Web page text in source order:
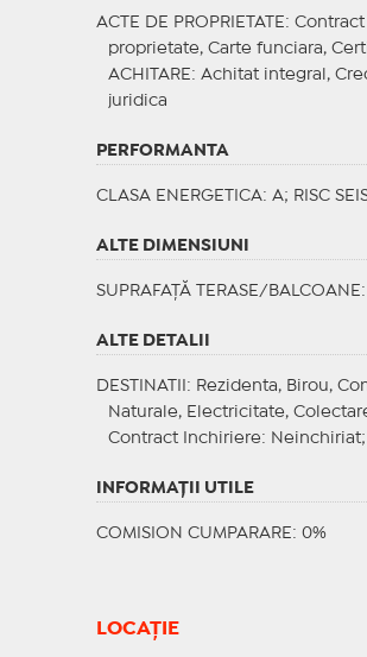
ACTE DE PROPRIETATE :
proprietate, Carte funciara,
ACHITARE : Achitat integral,
juridica
PERFORMANTA
CLASA ENERGETICA: A; RISC
ALTE DIMENSIUNI
SUPRAFAȚĂ TERASE/
ALTE DETALII
DESTINATII : Rezidenta, Birou,
Naturale, Electricitate,
Contract Inchiriere: Neinchiriat;
INFORMAŢII UTILE
COMISION CUMPARARE: 0%
LOCAȚIE